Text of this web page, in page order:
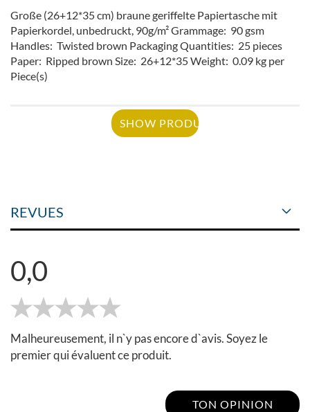
Große (26+12*35 cm) braune geriffelte Papiertasche mit
Papierkordel, unbedruckt, 90g/m² Grammage: 90 gsm
Handles: Twisted brown Packaging Quantities: 25 pieces
Paper: Ripped brown Size: 26+12*35 Weight: 0.09 kg per
Piece(s)
SHOW PRODUCT
REVUES
0,0
Malheureusement, il n`y pas encore d`avis. Soyez le
premier qui évaluent ce produit.
TON OPINION